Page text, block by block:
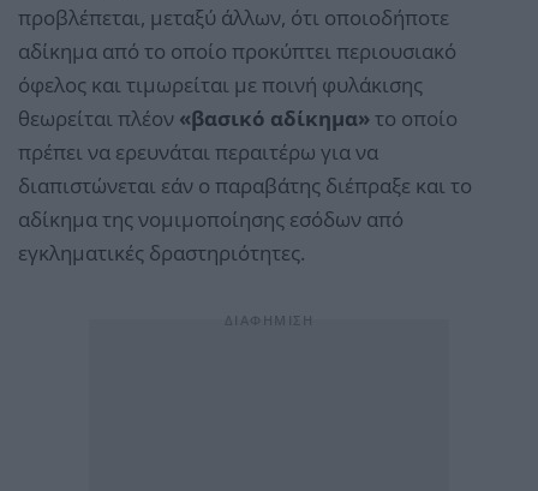
προβλέπεται, μεταξύ άλλων, ότι οποιοδήποτε
αδίκημα από το οποίο προκύπτει περιουσιακό
όφελος και τιμωρείται με ποινή φυλάκισης
θεωρείται πλέον «βασικό αδίκημα»το οποίο
πρέπει να ερευνάται περαιτέρω για να
διαπιστώνεται εάν ο παραβάτης διέπραξε και το
αδίκημα της νομιμοποίησης εσόδων από
εγκληματικές δραστηριότητες.